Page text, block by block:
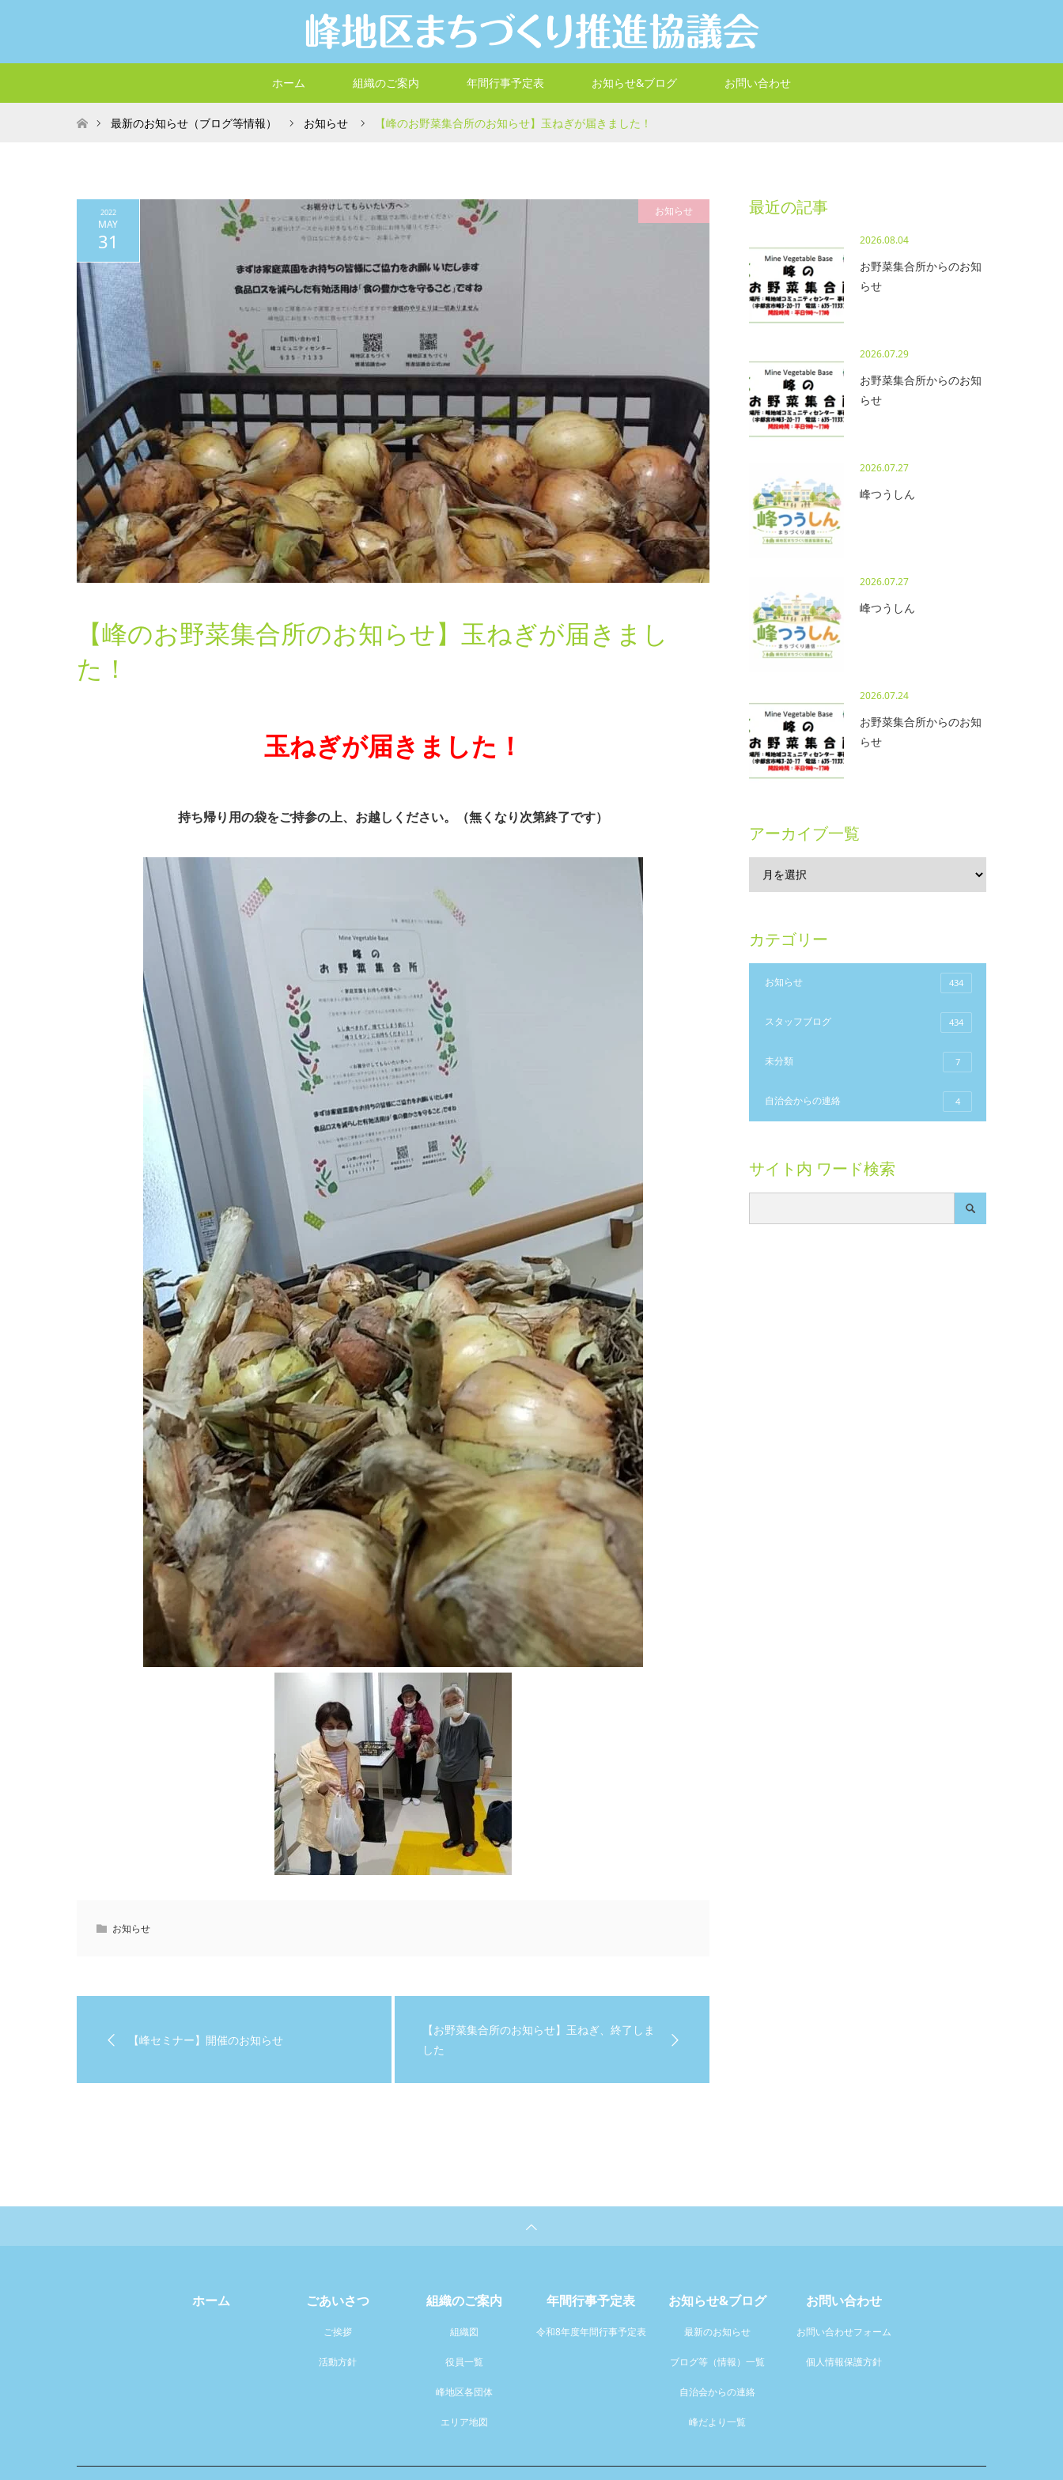
ホーム 組織のご案内 年間行事予定表 お知らせ&ブログ お問い合わせ
ホーム最新のお知らせ（ブログ等情報） お知らせ 【峰のお野菜集合所のお知らせ】玉ねぎが届きました！
2022
MAY
31
お知らせ
【峰のお野菜集合所のお知らせ】玉ねぎが届きまし
た！
玉ねぎが届きました！
持ち帰り用の袋をご持参の上、お越しください。（無くなり次第終了です）
お知らせ
【峰セミナー】開催のお知らせ
【お野菜集合所のお知らせ】玉ねぎ、終了しま
した
最近の記事
2026.08.04
お野菜集合所からのお知
らせ
2026.07.29
お野菜集合所からのお知
らせ
2026.07.27
峰つうしん
2026.07.27
峰つうしん
2026.07.24
お野菜集合所からのお知
らせ
アーカイブ一覧
カテゴリー
お知らせ 434
スタッフブログ 434
未分類 7
自治会からの連絡 4
サイト内 ワード検索
ホーム ごあいさつ
ご挨拶
活動方針
組織のご案内
組織図
役員一覧
峰地区各団体
エリア地図
年間行事予定表
令和8年度年間行事予定表
お知らせ&ブログ
最新のお知らせ
ブログ等（情報）一覧
自治会からの連絡
峰だより一覧
お問い合わせ
お問い合わせフォーム
個人情報保護方針